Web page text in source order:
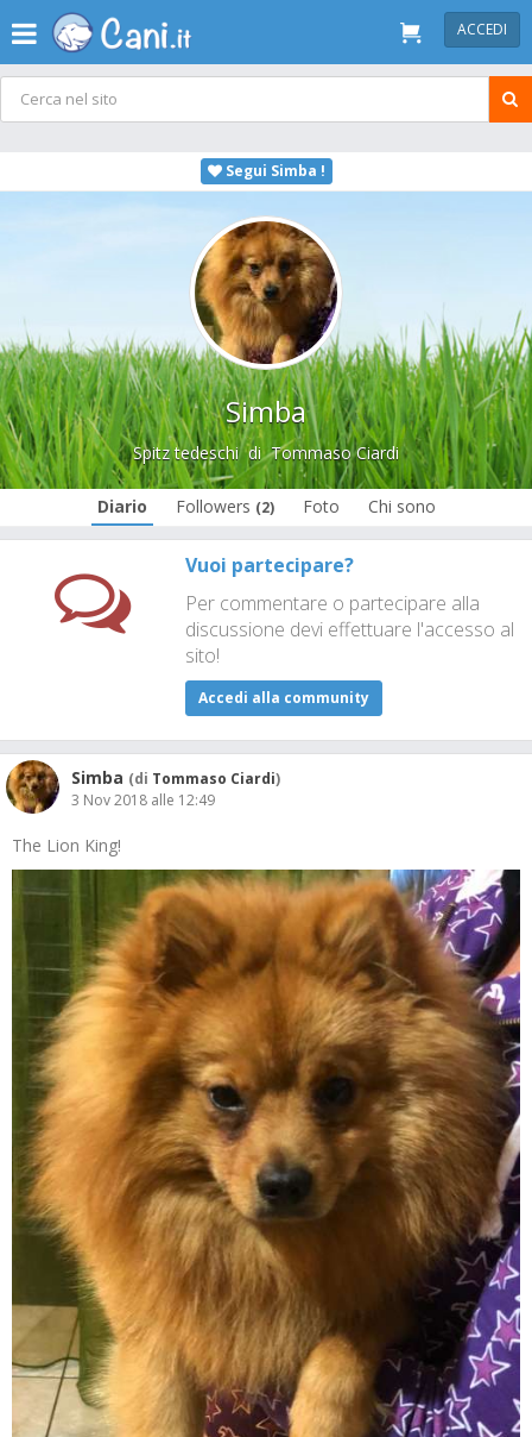
ACCEDI
Segui Simba !
Simba
Spitz tedeschidiTommaso Ciardi
Diario Followers (2) Foto Chi sono
Vuoi partecipare?
Per commentare o partecipare alla
discussione devi effettuare l'accesso al
sito!
Accedi alla community
Simba (di Tommaso Ciardi)
3 Nov 2018 alle 12:49
The Lion King!